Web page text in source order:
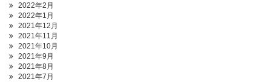
2022年2月
2022年1月
2021年12月
2021年11月
2021年10月
2021年9月
2021年8月
2021年7月